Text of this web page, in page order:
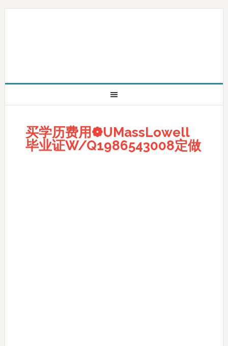
买学历费用❁UMassLowell
毕业证W/Q1986543008定做